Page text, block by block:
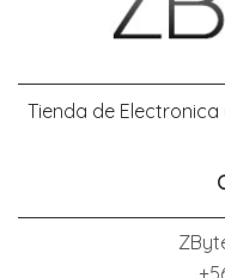
Tienda de